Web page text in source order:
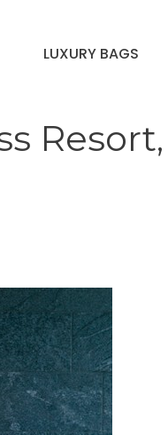
LUXURY BAGS